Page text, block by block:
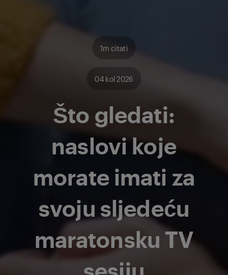
1m citati
04 kol 2026
Što gledati:
naslovi koje
morate imati za
svoju sljedeću
maratonsku TV